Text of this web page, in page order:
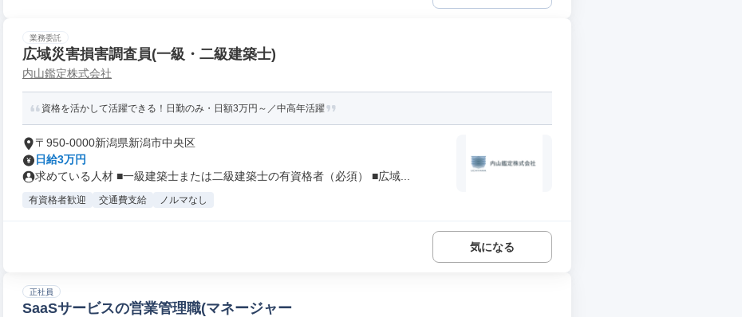
業務委託
広域災害損害調査員(一級・二級建築士)
内山鑑定株式会社
資格を活かして活躍できる！日勤のみ・日額3万円～／中高年活躍
〒950-0000新潟県新潟市中央区
日給3万円
求めている人材 ■一級建築士または二級建築士の有資格者（必須） ■広域...
有資格者歓迎 交通費支給 ノルマなし
気になる
正社員
SaaSサービスの営業管理職(マネージャー